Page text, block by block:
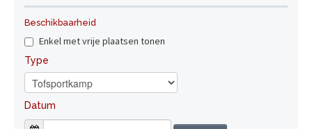
Beschikbaarheid
Enkel met vrije plaatsen tonen
Type
Datum